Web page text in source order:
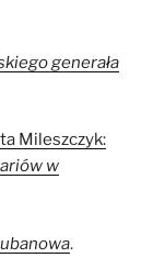
generała
Mileszczyk:
w
.